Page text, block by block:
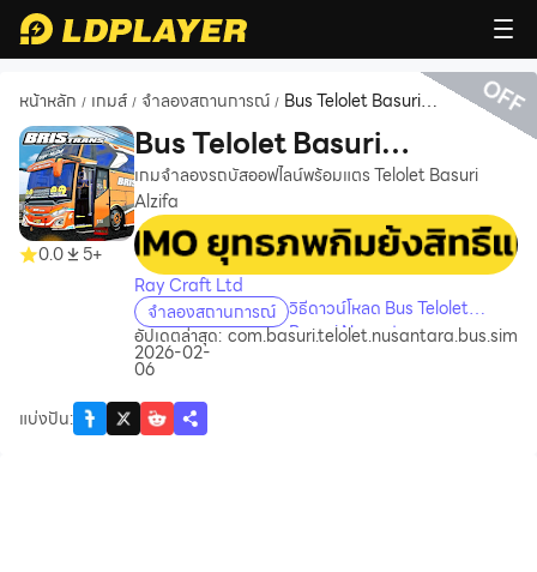
หน้าหลัก / เกมส์ / จำลองสถานการณ์ / Bus Telolet Basuri
0.0 5+
Bus Telolet Basuri
Nusantara
เกมจำลองรถบัสออฟไลน์พร้อมแตร Telolet Basuri
Alzifa
recommend
Ray Craft Ltd
จำลองสถานการณ์ วิธีดาวน์โหลด Bus Telolet
Basuri Nusantara บน
อัปเดตล่าสุด:
2026-02-
06
com.basuri.telolet.nusantara.bus.sim
แบ่งปัน:
OFF